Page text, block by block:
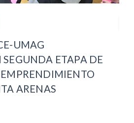
UMAG
SEGUNDA ETAPA DE
ARENAS